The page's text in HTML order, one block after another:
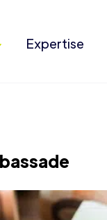
Expertise